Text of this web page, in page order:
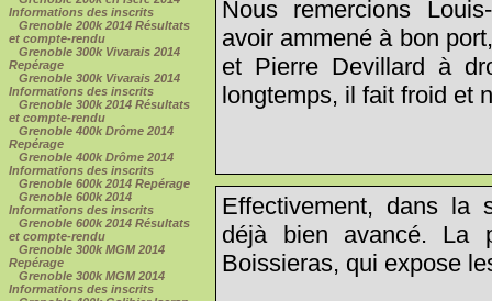
Informations des inscrits
Grenoble 200k 2014 Résultats
et compte-rendu
Grenoble 300k Vivarais 2014
Repérage
Grenoble 300k Vivarais 2014
Informations des inscrits
Grenoble 300k 2014 Résultats
et compte-rendu
Grenoble 400k Drôme 2014
Repérage
Grenoble 400k Drôme 2014
Informations des inscrits
Grenoble 600k 2014 Repérage
Grenoble 600k 2014
Informations des inscrits
Grenoble 600k 2014 Résultats
et compte-rendu
Grenoble 300k MGM 2014
Repérage
Grenoble 300k MGM 2014
Informations des inscrits
Nous remercions
avoir ammené à bon
et Pierre Devillard à
longtemps, il fait froid et
Effectivement, dans la
déjà bien avancé. La
Boissieras, qui expose